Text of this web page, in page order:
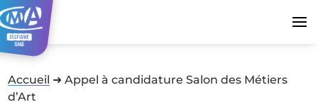
Accueil ➜Appel à candidature Salon des Métiers
d’Art